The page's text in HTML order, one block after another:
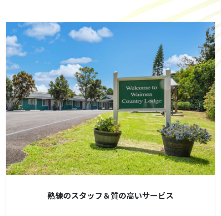
熟練のスタッフ＆質の高いサービス